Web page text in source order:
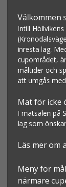
Välkommen
Intill
inresta lag.
cupområdet,
måltider och
att umgås
Mat för icke
I matsalen på
lag som
Läs mer om
Meny för
närmare